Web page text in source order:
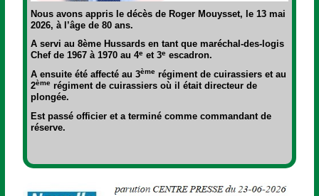
Nous avons appris le décès de Roger Mouysset, le 13 mai
2026, à l’âge de 80 ans.
A servi au 8ème Hussards en tant que maréchal-des-logis
Chef de 1967 à 1970 au 4e et 3e escadron.
A ensuite été affecté au 3ème régiment de cuirassiers et au
2ème régiment de cuirassiers où il était directeur de
plongée.
Est passé officier et a terminé comme commandant de
réserve.